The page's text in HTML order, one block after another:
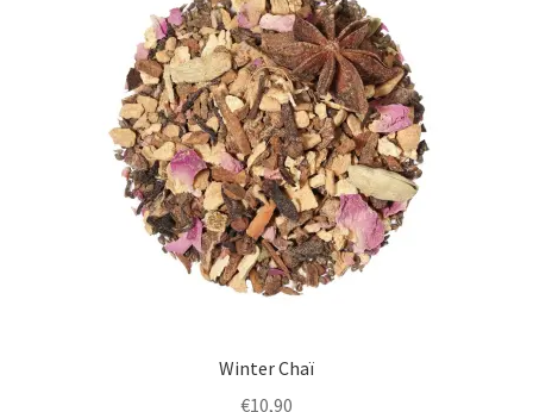
Winter Chaï
€10,90